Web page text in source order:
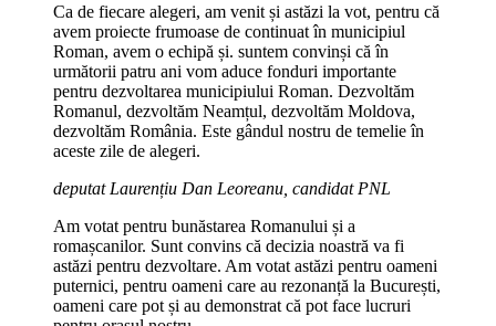
Ca de fiecare alegeri, am venit și astăzi la vot, pentru că
avem proiecte frumoase de continuat în municipiul
Roman, avem o echipă și. suntem convinși că în
următorii patru ani vom aduce fonduri importante
pentru dezvoltarea municipiului Roman. Dezvoltăm
Romanul, dezvoltăm Neamțul, dezvoltăm Moldova,
dezvoltăm România. Este gândul nostru de temelie în
aceste zile de alegeri.
deputat Laurențiu Dan Leoreanu, candidat PNL
Am votat pentru bunăstarea Romanului și a
romașcanilor. Sunt convins că decizia noastră va fi
astăzi pentru dezvoltare. Am votat astăzi pentru oameni
puternici, pentru oameni care au rezonanță la București,
oameni care pot și au demonstrat că pot face lucruri